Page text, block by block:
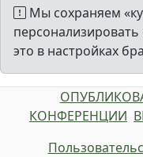
Мы сохраняем
это в настройках
КОНФЕРЕНЦИИ